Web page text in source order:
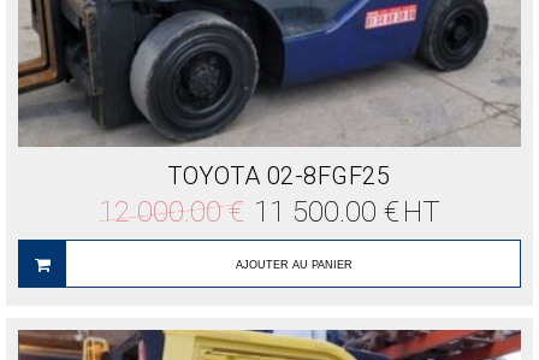
TOYOTA 02-8FGF25
12 000.00€
Le
prix
initial
était :
12
11 500.00 € Le
prix
actuel
11
HT
AJOUTER AU PANIER